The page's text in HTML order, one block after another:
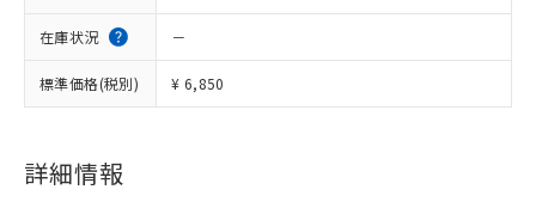
在庫状況 －
標準価格(税別) ¥ 6,850
詳細情報